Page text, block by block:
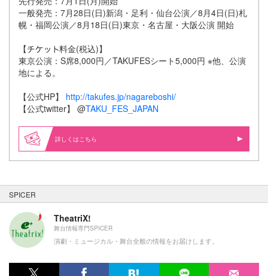
一般発売：7月28日(日)新潟・足利・仙台公演／8月4日(日)札
幌・福岡公演／8月18日(日)東京・名古屋・大阪公演 開始
【
料金(税込)】
東京公演：S席8,000円／TAKUFESシート5,000円 ※他、公演
地による。
【公式HP】 http://takufes.jp/nagareboshi/
​【公式twitter】 @TAKU_FES_JAPAN
詳しくはこちら
SPICER
TheatriX!
舞台情報専門SPICER
演劇・ミュージカル・舞台全般の情報をお届けします。